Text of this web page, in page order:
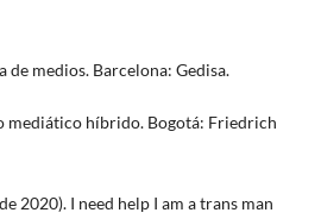
de medios. Barcelona: Gedisa.
mediático híbrido. Bogotá: Friedrich
2020). I need help I am a trans man